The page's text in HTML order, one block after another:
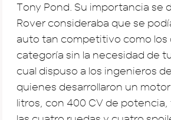
Tony Pond. Su importancia se
Rover consideraba que se
auto tan competitivo como los
categoría sin la necesidad de
cual dispuso a los ingenieros de
quienes desarrollaron un
litros, con 400 CV de